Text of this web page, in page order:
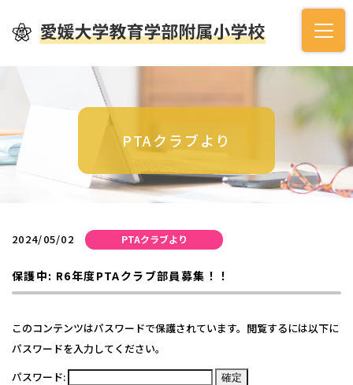
PTAクラブより
2024/05/02 PTAクラブより
保護中: R6年度PTAクラブ部員募集！！
このコンテンツはパスワードで保護されています。閲覧するには以下に
パスワードを入力してください。
パスワード: